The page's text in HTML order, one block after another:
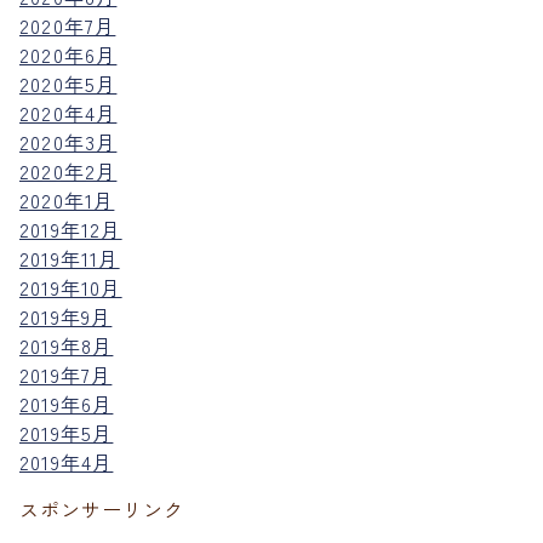
2020年7月
2020年6月
2020年5月
2020年4月
2020年3月
2020年2月
2020年1月
2019年12月
2019年11月
2019年10月
2019年9月
2019年8月
2019年7月
2019年6月
2019年5月
2019年4月
スポンサーリンク